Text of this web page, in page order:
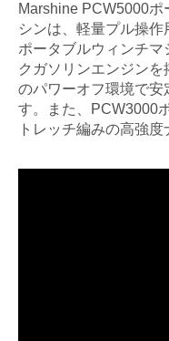
Marshine PCW5000
シンは、軽量プル操
ポータブルウィンチ
クガソリンエンジンを
のパワーオフ環境で安
す。また、PCW3000
トレッチ編みの高強